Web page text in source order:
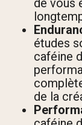
de vous
études
caféine
de la